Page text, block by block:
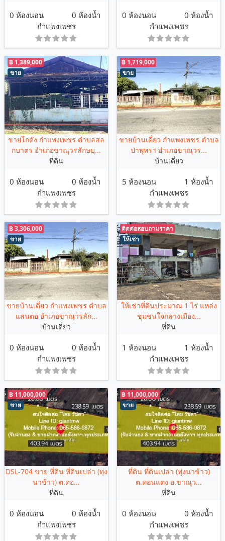
0 ห้องนอน
0 ห้องน้ำ
กำแพงเพชร
0 ห้องนอน
0 ห้องน้ำ
กำแพงเพชร
ขาย
฿ 1,389,000
ขายโกดัง กำแพงเพชร ตำบลสล
กบาตร อำเภอขาณุวรลักษบุ...
ที่ดิน
0 ห้องนอน
0 ห้องน้ำ
กำแพงเพชร
ขาย
฿ 1,719,000
ขายบ้านเดี่ยว กำแพงเพชร ตำบล
ป่าพุทรา อำเภอขาณุวร...
บ้านเดี่ยว
5 ห้องนอน
1 ห้องน้ำ
กำแพงเพชร
ขาย
฿ 3,306,000
ขายบ้านเดี่ยว กำแพงเพชร ตำบล
แสนตอ อำเภอขาณุวรลัก...
บ้านเดี่ยว
0 ห้องนอน
0 ห้องน้ำ
กำแพงเพชร
ให้เช่า
ติดต่อสอบถามราคา
ให้เช่าที่ดินประมาณ 1 ไร่ แหล่ง
ชุมชนใจกลางเมือง...
ที่ดิน
1 ห้องนอน
1 ห้องน้ำ
กำแพงเพชร
ขาย
฿ 11,000,000
DSL-704 ขาย ที่ดิน ที่ดินเปล่า (ทุ่ง
นาข้าว) ต.ดอ...
ที่ดิน
0 ห้องนอน
0 ห้องน้ำ
กำแพงเพชร
ขาย
฿ 11,000,000
ที่ดิน ที่ดินเปล่า (ทุ่งนาข้าว)
ต.ดอนแตง อ.ขาณุว...
ที่ดิน
0 ห้องนอน
0 ห้องน้ำ
กำแพงเพชร